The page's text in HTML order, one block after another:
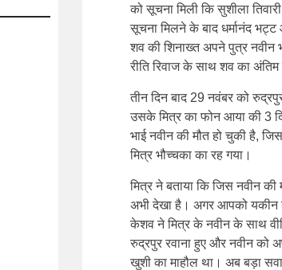
को सूचना मिली कि सुशीला
सूचना मिलने के बाद धर्मानंद भट्ट
शव की शिनाख्त अपने पुत्र नवीन
रीति रिवाज के साथ शव का
तीन दिन बाद 29 नवंबर को
उसके मित्र का फोन आया की 3
भाई नवीन की मौत हो चुकी है,
मित्र भौच्चका का रह गया।
मित्र ने बताया कि जिस नवीन
अभी देखा है। अगर आपको यकीन
केशव ने मित्र के नवीन के साथ
रुद्रपुर रवाना हुए और नवीन को
खुशी का माहौल था। अब बड़ा